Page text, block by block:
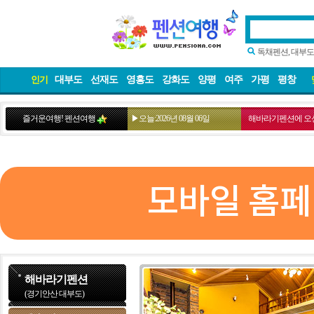
독채펜션, 대부
인기 대부도 선재도 영흥도 강화도 양평 여주 가평 평창
즐거운여행! 펜션여행 ▶오늘:2026년 08월 06일 해바라기펜션에 오
모바일 홈
해바라기펜션
(경기안산 대부도)